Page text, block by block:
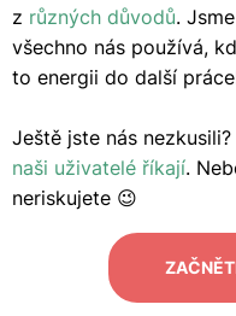
z různých důvodů.
všechno nás používá,
to energii do další
Ještě jste nás
naši uživatelé říkají.
neriskujete 😉